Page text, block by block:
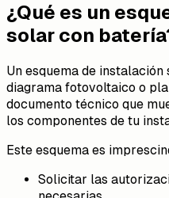
¿Qué es un
solar con
Un esquema de
diagrama fotovoltaico o
documento técnico que
los componentes de tu
Este esquema es
Solicitar las